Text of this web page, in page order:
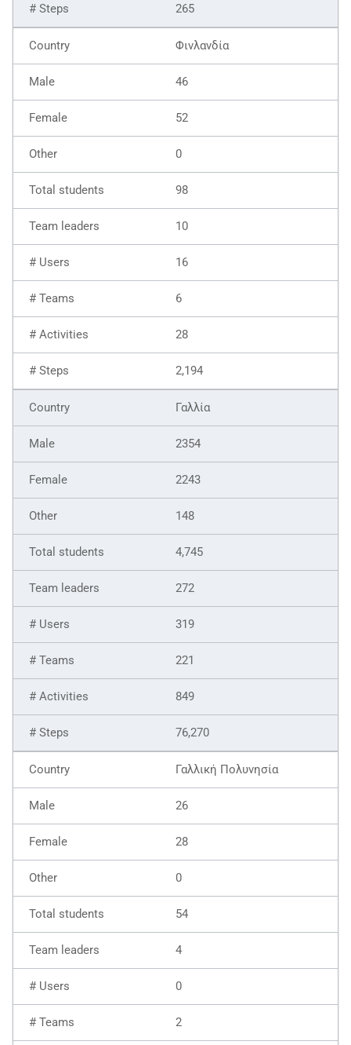
265
Φινλανδία
46
52
0
98
10
16
6
28
2,194
Γαλλία
2354
2243
148
4,745
272
319
221
849
76,270
Γαλλική Πολυνησία
26
28
0
54
4
0
2